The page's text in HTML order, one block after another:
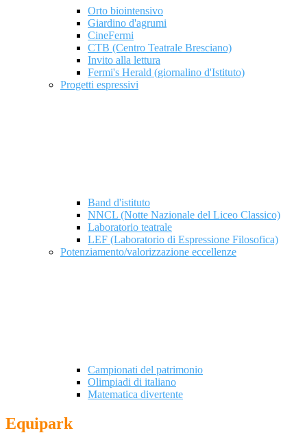
Orto biointensivo
Giardino d'agrumi
CineFermi
CTB (Centro Teatrale Bresciano)
Invito alla lettura
Fermi's Herald (giornalino d'Istituto)
Progetti espressivi
Band d'istituto
NNCL (Notte Nazionale del Liceo Classico)
Laboratorio teatrale
LEF (Laboratorio di Espressione Filosofica)
Potenziamento/valorizzazione eccellenze
Campionati del patrimonio
Olimpiadi di italiano
Matematica divertente
Equipark